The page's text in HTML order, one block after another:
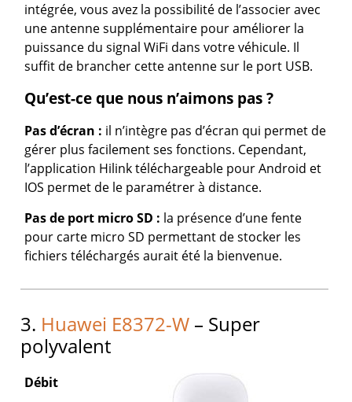
intégrée, vous avez la possibilité de l’associer avec
une antenne supplémentaire pour améliorer la
puissance du signal WiFi dans votre véhicule. Il
suffit de brancher cette antenne sur le port USB.
Qu’est-ce que nous n’aimons pas ?
Pas d’écran : il n’intègre pas d’écran qui permet de
gérer plus facilement ses fonctions. Cependant,
l’application Hilink téléchargeable pour Android et
IOS permet de le paramétrer à distance.
Pas de port micro SD : la présence d’une fente
pour carte micro SD permettant de stocker les
fichiers téléchargés aurait été la bienvenue.
3. Huawei E8372-W – Super
polyvalent
Débit